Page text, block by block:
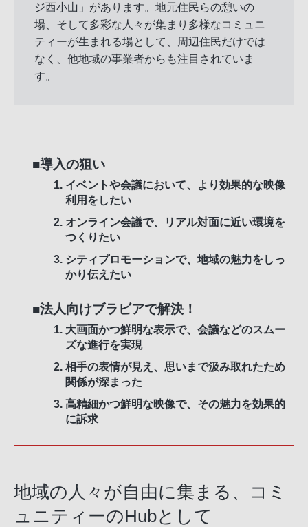
ジ西小山」があります。地元住民らの憩いの
場、そして多彩な人々が集まり多様なコミュニ
ティーが生まれる場として、周辺住民だけでは
なく、他地域の事業者からも注目されていま
す。
■導入の狙い
イベントや会議において、より効果的な映像
利用をしたい
オンライン会議で、リアル対面に近い環境を
つくりたい
シティプロモーションで、地域の魅力をしっ
かり伝えたい
■法人向けブラビアで解決！
大画面かつ鮮明な表示で、会議などのスムー
ズな進行を実現
相手の表情が見え、思いまで汲み取れたため
関係が深まった
高精細かつ鮮明な映像で、その魅力を効果的
に訴求
地域の人々が自由に集まる、コミ
ュニティーのHubとして